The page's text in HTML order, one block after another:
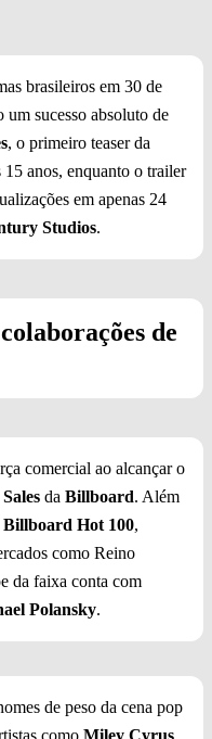
brasileiros em 30 de
sucesso absoluto de
, o primeiro teaser da
anos, enquanto o trailer
em apenas 24
Studios.
de
comercial ao alcançar o
da Billboard. Além
Billboard Hot 100,
como Reino
da faixa conta com
Polansky.
de peso da cena pop
como Miley Cyrus